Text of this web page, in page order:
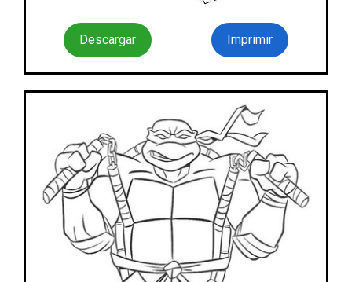
Descargar Imprimir